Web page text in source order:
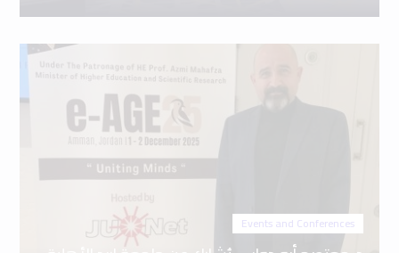
Events and Conferences